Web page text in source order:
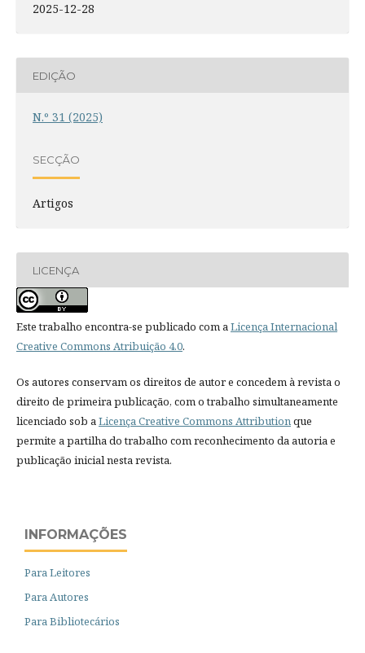
2025-12-28
EDIÇÃO
N.º 31 (2025)
SECÇÃO
Artigos
LICENÇA
Este trabalho encontra-se publicado com aLicença Internacional
Creative Commons Atribuição 4.0.
Os autores conservam os direitos de autor e concedem à revista o
direito de primeira publicação, com o trabalho simultaneamente
licenciado sob aLicença Creative Commons Attributionque
permite a partilha do trabalho com reconhecimento da autoria e
publicação inicial nesta revista.
INFORMAÇÕES
Para Leitores
Para Autores
Para Bibliotecários